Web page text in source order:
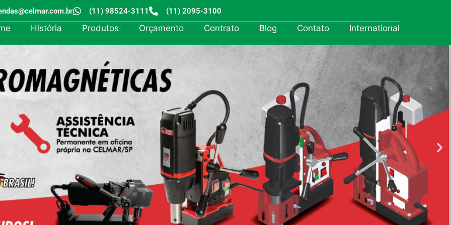
(11) 98524-3111 (11) 2095-3100
História Produtos Orçamento Contrato Blog Contato International